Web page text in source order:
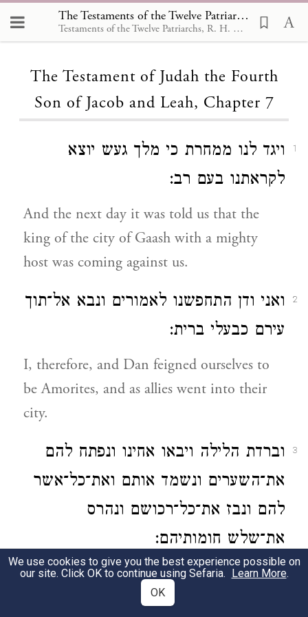
The Testaments of the Twelve Patriarchs, The Testament of Judah the Fourth Son of Jacob and Leah 7
Testaments of the Twelve Patriarchs, R. H. Charles,1908
Loading...
The Testament of Judah the Fourth
Son of Jacob and Leah, Chapter 7
1
ויגד לנו ממחרת כי מלך געש יוצא
לקראתנו בעם רב:
And the next day it was told us that the
king of the city of Gaash with a mighty
host was coming against us.
2
ואני ודן התחפשנו לאמורים ונבא אל־תוך
עירם כבעלי ברית:
I, therefore, and Dan feigned ourselves to
be Amorites, and as allies went into their
city.
3
וברדת הלילה ויבאו אחינו ונפתח להם
את־השערים ונשמד אותם ואת־כל־אשר
להם ונבז את־כל־רכושם ונהרס
את־שלש חומותיהם:
And in the depth of night our brethren
came and we opened to them the gates; and
We use cookies to give you the best experience possible on
our site. Click OK to continue using Sefaria. Learn More.
OK